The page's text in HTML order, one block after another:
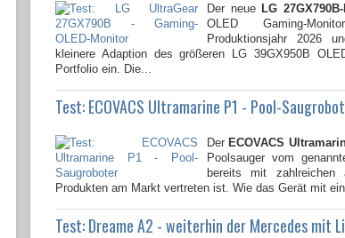
Der neueLG
OLED Gaming-
Produktionsjahr 2026
kleinere Adaption des größeren LG 39GX950B
Portfolio ein. Die...
Test: ECOVACS Ultramarine P1 - Pool-
DerECOVACS
Poolsauger vom
bereits mit zahlreichen
Produkten am Markt vertreten ist. Wie das Gerät mit
Test: Dreame A2 - weiterhin der Mercedes mit